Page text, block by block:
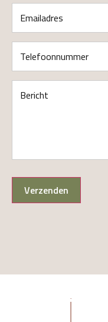
Verzenden